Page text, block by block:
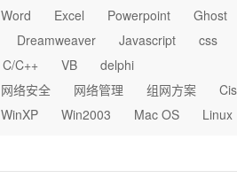
Word Excel Powerpoint
Ghost
Dreamweaver Javascript
css
C/C++ VB
delphi
网络安全 网络管理 组网方案
WinXP Win2003 Mac OS Linux